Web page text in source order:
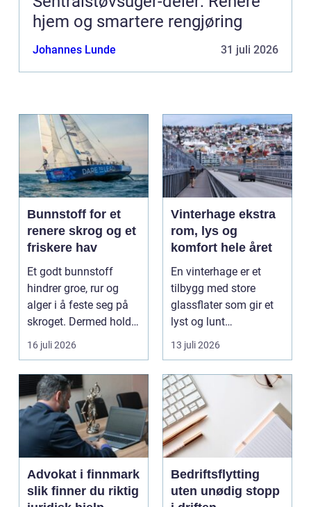
hjem og smartere rengjøring
Johannes Lunde 31 juli 2026
Bunnstoff for et
renere skrog og et
friskere hav
Et godt bunnstoff
hindrer groe, rur og
alger i å feste seg på
skroget. Dermed holder
båten bedre far...
16 juli 2026
Vinterhage ekstra
rom, lys og
komfort hele året
En vinterhage er et
tilbygg med store
glassflater som gir et
lyst og lunt
oppholdsrom nær
hagen, ogs...
13 juli 2026
Advokat i finnmark
slik finner du riktig
Bedriftsflytting
uten unødig stopp